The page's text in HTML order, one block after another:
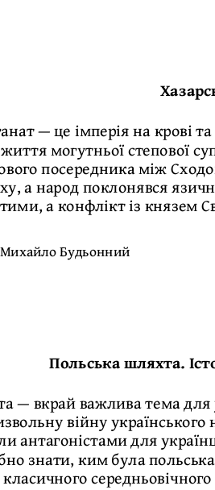
— це імперія на крові
могутньої степової
посередника між
а народ поклонявся
а конфлікт із князем
Михайло Будьонний
Польська шляхта.
— вкрай важлива тема для
війну
антагоністами для
знати, ким була
класичного